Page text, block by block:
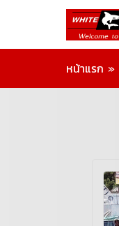
หน้าแรก »